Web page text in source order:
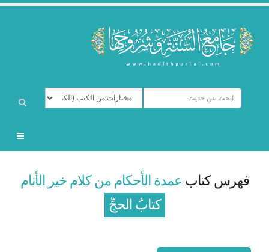
فهرس كتاب عمدة الأحكام من كلام خير الأنام
كتابُ الحجِّ